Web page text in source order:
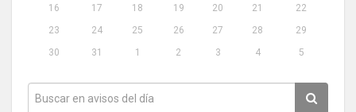
16
17 18 19 20 21
22
23
24 25 26 27 28
29
30
31 1 2 3 4 5